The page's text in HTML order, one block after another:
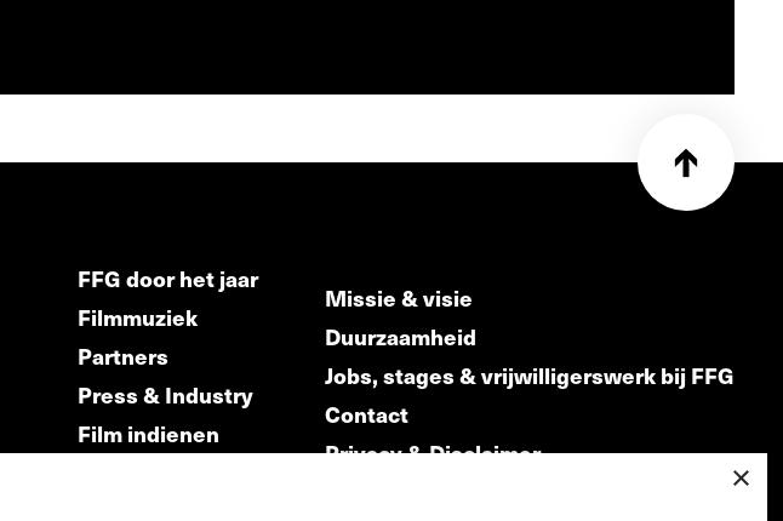
FFG door het jaar
Filmmuziek
Partners
Press & Industry
Film indienen
Missie & visie
Duurzaamheid
Jobs, stages & vrijwilligerswerk bij FFG
Contact
Privacy & Disclaimer
×